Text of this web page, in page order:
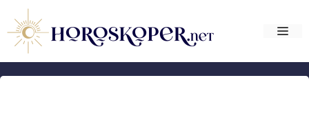
indhold